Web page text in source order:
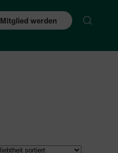
Mitglied werden